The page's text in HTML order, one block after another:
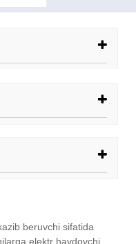
beruvchi sifatida
elektr haydovchi